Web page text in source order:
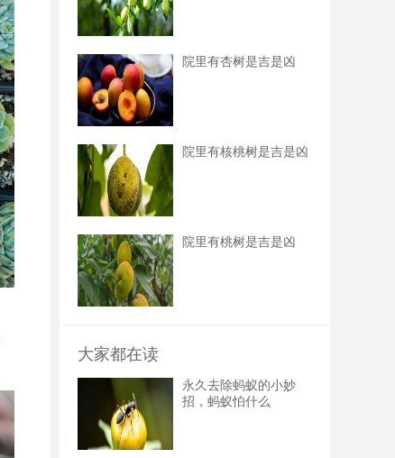
院里有杏树是吉是凶
院里有核桃树是吉是凶
院里有桃树是吉是凶
大家都在读
永久去除蚂蚁的小妙
招，蚂蚁怕什么